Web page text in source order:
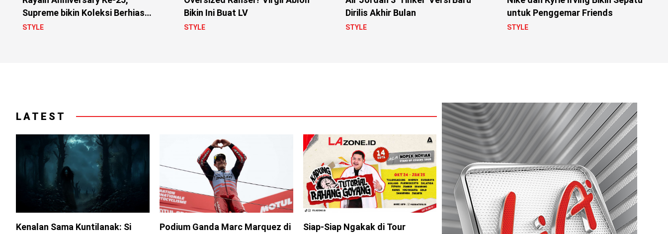
Supreme bikin Koleksi Berhias
Swarovski
STYLE
Bikin Ini Buat LV
STYLE
Dirilis Akhir Bulan
STYLE
untuk Penggemar Friends
STYLE
LATEST
Kenalan Sama Kuntilanak: Si
Podium Ganda Marc Marquez di
Siap-Siap Ngakak di Tour